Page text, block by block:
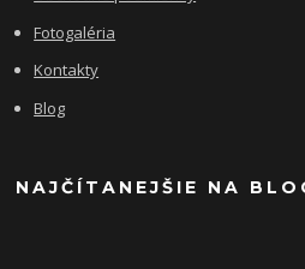
Fotogaléria
Kontakty
Blog
NAJČÍTANEJŠIE NA